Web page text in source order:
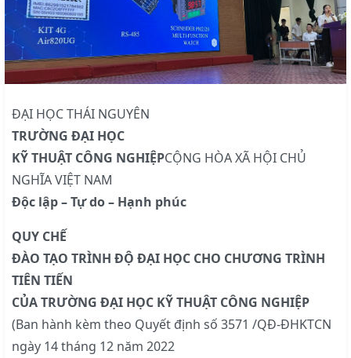
ĐẠI HỌC THÁI NGUYÊN
TRƯỜNG ĐẠI HỌC
KỸ THUẬT CÔNG NGHIỆPCỘNG HÒA XÃ HỘI CHỦ
NGHĨA VIỆT NAM
Độc lập – Tự do – Hạnh phúc
QUY CHẾ
ĐÀO TẠO TRÌNH ĐỘ ĐẠI HỌC CHO CHƯƠNG TRÌNH
TIÊN TIẾN
CỦA TRƯỜNG ĐẠI HỌC KỸ THUẬT CÔNG NGHIỆP
(Ban hành kèm theo Quyết định số 3571 /QĐ-ĐHKTCN
ngày 14 tháng 12 năm 2022